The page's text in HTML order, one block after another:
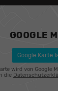
GOOGLE
Google Karte
wird von Google
die